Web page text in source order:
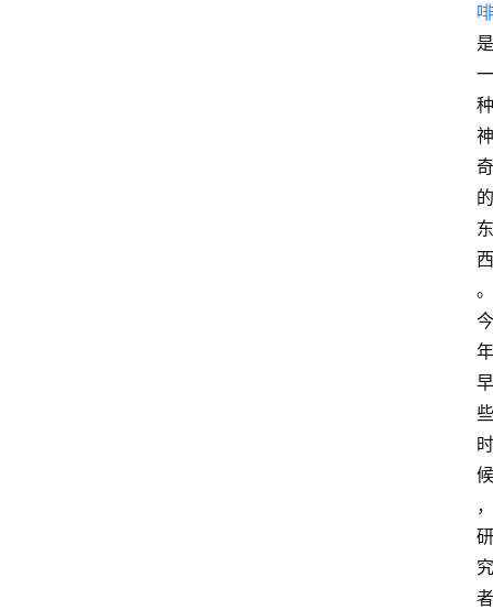
啡
是
一
种
神
奇
的
东
西
。
今
年
早
些
时
候
，
研
究
者